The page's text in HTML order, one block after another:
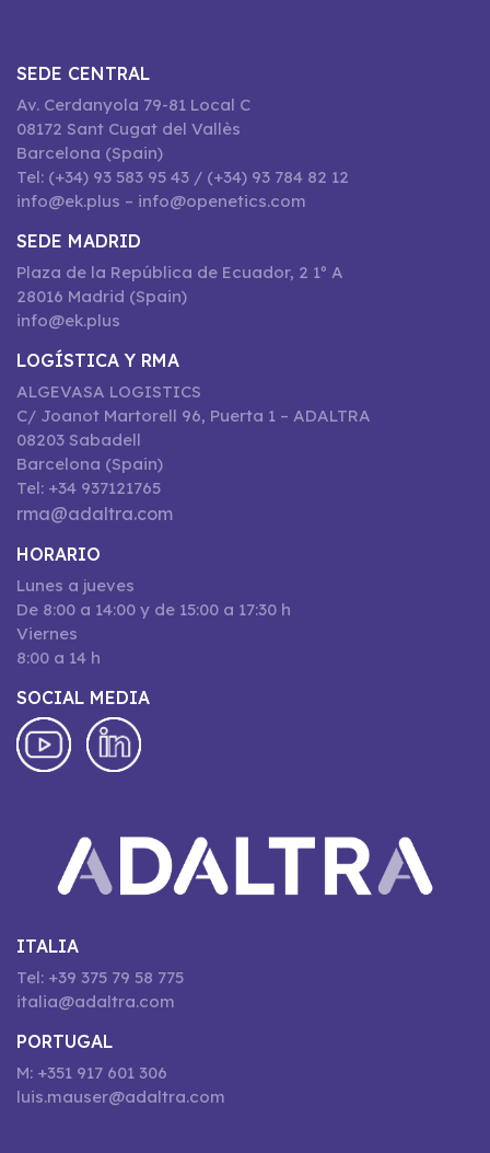
SEDE CENTRAL
Av. Cerdanyola 79-81 Local C
08172 Sant Cugat del Vallès
Barcelona (Spain)
Tel: (+34) 93 583 95 43 / (+34) 93 784 82 12
info@ek.plus – info@openetics.com
SEDE MADRID
Plaza de la República de Ecuador, 2 1º A
28016 Madrid (Spain)
info@ek.plus
LOGÍSTICA Y RMA
ALGEVASA LOGISTICS
C/ Joanot Martorell 96, Puerta 1 – ADALTRA
08203 Sabadell
Barcelona (Spain)
Tel: +34 937121765
rma@adaltra.com
HORARIO
Lunes a jueves
De 8:00 a 14:00 y de 15:00 a 17:30 h
Viernes
8:00 a 14 h
SOCIAL MEDIA
ITALIA
Tel: +39 375 79 58 775
italia@adaltra.com
PORTUGAL
M: +351 917 601 306
luis.mauser@adaltra.com